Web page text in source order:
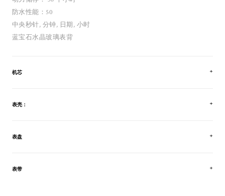
防水性能：50
中央秒针, 分钟, 日期, 小时
蓝宝石水晶玻璃表背
机芯
表壳：
表盘
表带